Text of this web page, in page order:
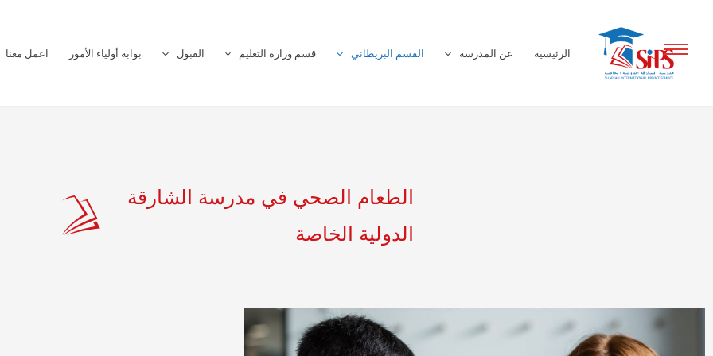
المحتوى
الرئيسية عن المدرسة القسم البريطاني قسم وزارة التعليم القبول بوابة أولياء الأمور اعمل معنا
الطعام الصحي في مدرسة الشارقة
الدولية الخاصة